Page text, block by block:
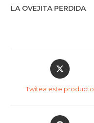
LA OVEJITA PERDIDA
Twitea este producto